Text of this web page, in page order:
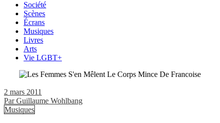
Société
Scènes
Écrans
Musiques
Livres
Arts
Vie LGBT+
2 mars 2011
ParGuillaume Wohlbang
Musiques